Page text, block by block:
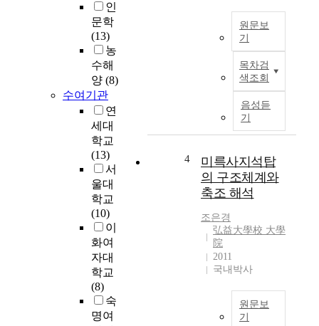
인
문학
(13)
농
수해
양 (8)
수여기관
연
세대
학교
(13)
서
울대
학교
(10)
이
화여
자대
학교
(8)
숙
명여
원문보
기
목차검
색조회
음성듣
기
4
미륵사지석탑
의 구조체계와
축조 해석
조은경
弘益大學校 大學
院
2011
국내박사
원문보
기